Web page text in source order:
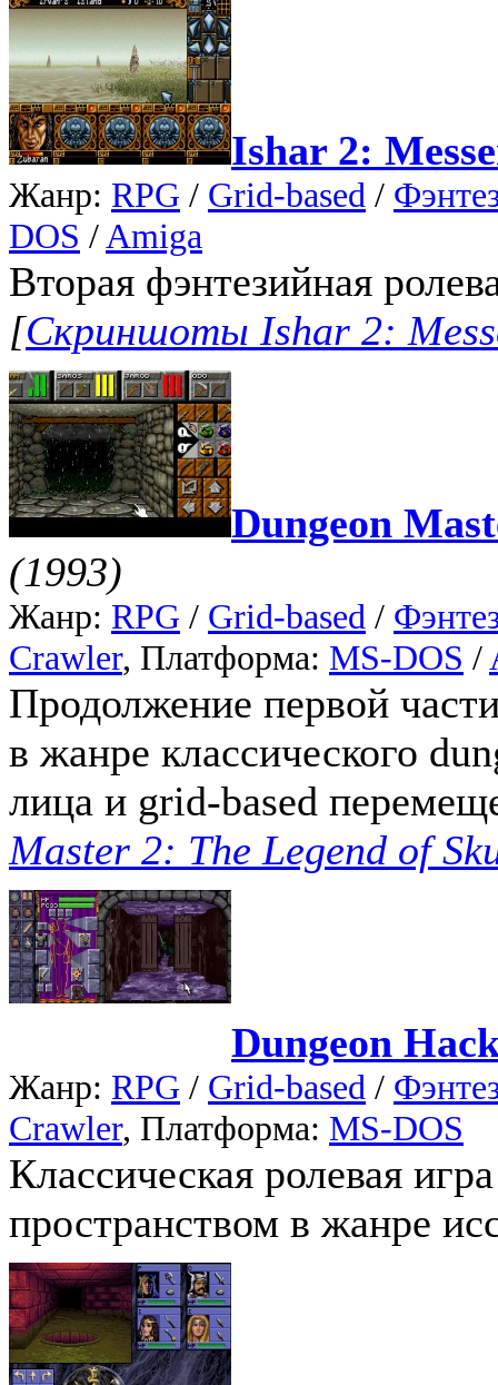
Ishar 2:
Жанр: RPG / Grid-based /
DOS / Amiga
Вторая фэнтезийная
[Скриншоты Ishar 2:
Dungeon
(1993)
Жанр: RPG / Grid-based /
Crawler, Платформа: MS-DOS /
Продолжение первой
в жанре классического
лица и grid-based
Master 2: The Legend of
Dungeon
Жанр: RPG / Grid-based /
Crawler, Платформа: MS-DOS
Классическая ролевая
пространством в жанре